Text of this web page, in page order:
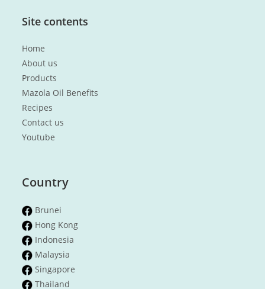
Site contents
Home
About us
Products
Mazola Oil Benefits
Recipes
Contact us
Youtube
Country
Brunei
Hong Kong
Indonesia
Malaysia
Singapore
Thailand